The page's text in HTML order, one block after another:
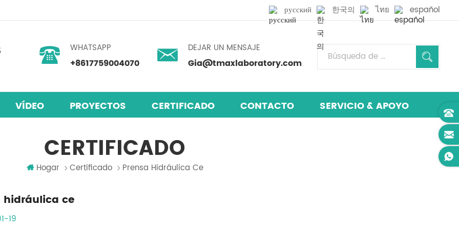
русский 한국의 ไทย español
WHATSAPP
+8617759004070
DEJAR UN MENSAJE
Gia@tmaxlaboratory.com
VÍDEO PROYECTOS CERTIFICADO CONTACTO SERVICIO & APOYO
CERTIFICADO
Hogar Certificado Prensa Hidráulica Ce
hidráulica ce
19